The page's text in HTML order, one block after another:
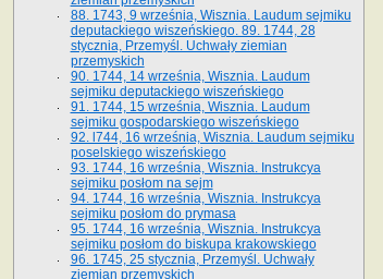
88. 1743, 9 września, Wisznia. Laudum sejmiku
deputackiego wiszeńskiego. 89. 1744, 28
stycznia, Przemyśl. Uchwały ziemian
przemyskich
90. 1744, 14 września, Wisznia. Laudum
sejmiku deputackiego wiszeńskiego
91. 1744, 15 września, Wisznia. Laudum
sejmiku gospodarskiego wiszeńskiego
92. l744, 16 września, Wisznia. Laudum sejmiku
poselskiego wiszeńskiego
93. 1744, 16 września, Wisznia. Instrukcya
sejmiku posłom na sejm
94. 1744, 16 września, Wisznia. Instrukcya
sejmiku posłom do prymasa
95. 1744, 16 września, Wisznia. Instrukcya
sejmiku posłom do biskupa krakowskiego
96. 1745, 25 stycznia, Przemyśl. Uchwały
ziemian przemyskich